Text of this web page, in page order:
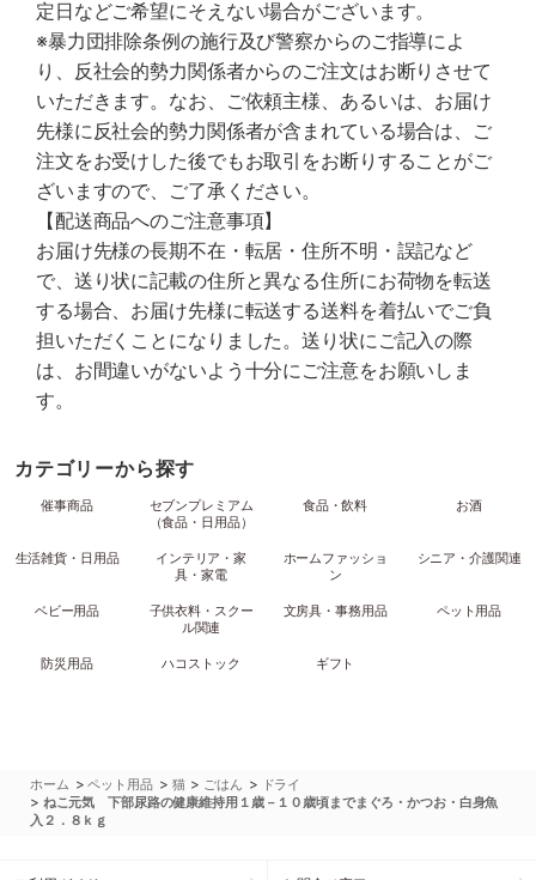
定日などご希望にそえない場合がございます。
※暴力団排除条例の施行及び警察からのご指導によ
り、反社会的勢力関係者からのご注文はお断りさせて
いただきます。なお、ご依頼主様、あるいは、お届け
先様に反社会的勢力関係者が含まれている場合は、ご
注文をお受けした後でもお取引をお断りすることがご
ざいますので、ご了承ください。
【配送商品へのご注意事項】
お届け先様の長期不在・転居・住所不明・誤記など
で、送り状に記載の住所と異なる住所にお荷物を転送
する場合、お届け先様に転送する送料を着払いでご負
担いただくことになりました。送り状にご記入の際
は、お間違いがないよう十分にご注意をお願いしま
す。
カテゴリーから探す
催事商品
セブンプレミアム
（食品・日用品）
食品・飲料 お酒
生活雑貨・日用品
インテリア・家
具・家電
ホームファッショ
ン
シニア・介護関連
ベビー用品
子供衣料・スクー
ル関連
文房具・事務用品 ペット用品
防災用品 ハコストック ギフト
ホーム >ペット用品 > 猫 > ごはん > ドライ
> ねこ元気 下部尿路の健康維持用１歳－１０歳頃までまぐろ・かつお・白身魚
入２．８ｋｇ